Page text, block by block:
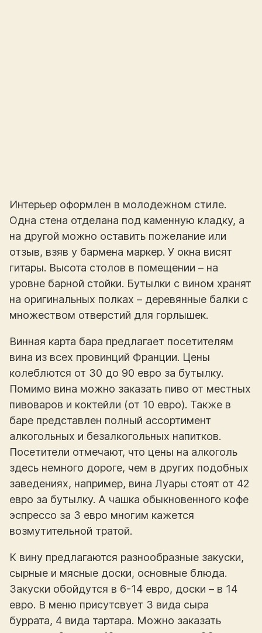
Интерьер оформлен в молодежном стиле.
Одна стена отделана под каменную кладку, а
на другой можно оставить пожелание или
отзыв, взяв у бармена маркер. У окна висят
гитары. Высота столов в помещении – на
уровне барной стойки. Бутылки с вином хранят
на оригинальных полках – деревянные балки с
множеством отверстий для горлышек.
Винная карта бара предлагает посетителям
вина из всех провинций Франции. Цены
колеблются от 30 до 90 евро за бутылку.
Помимо вина можно заказать пиво от местных
пивоваров и коктейли (от 10 евро). Также в
баре представлен полный ассортимент
алкогольных и безалкогольных напитков.
Посетители отмечают, что цены на алкоголь
здесь немного дороге, чем в других подобных
заведениях, например, вина Луары стоят от 42
евро за бутылку. А чашка обыкновенного кофе
эспрессо за 3 евро многим кажется
возмутительной тратой.
К вину предлагаются разнообразные закуски,
сырные и мясные доски, основные блюда.
Закуски обойдутся в 6-14 евро, доски – в 14
евро. В меню присутсвует 3 вида сыра
буррата, 4 вида тартара. Можно заказать